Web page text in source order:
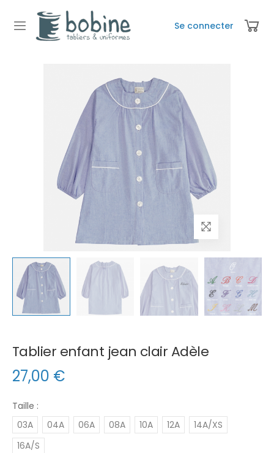
Se connecter
Tablier enfant jean clair Adèle
27,00 €
Taille :
03A
04A 06A 08A 10A 12A
14A/XS
16A/S